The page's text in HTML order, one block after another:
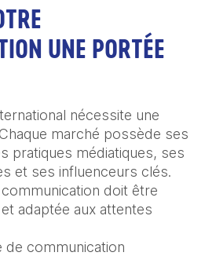
UNE PORTÉE
nécessite une
marché possède ses
pratiques médiatiques, ses
et ses influenceurs clés.
doit être
adaptée aux attentes
de communication